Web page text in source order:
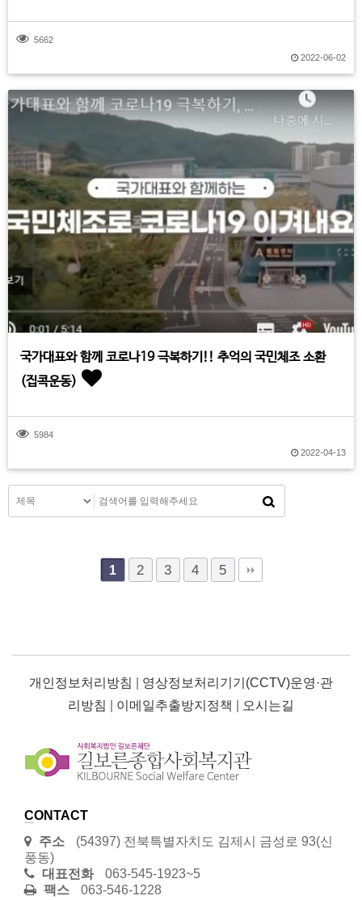
5662
2022-06-02
국가대표와 함께 코로나19 극복하기!! 추억의 국민체조 소환
(집콕운동)
5984
2022-04-13
1 2 3 4 5
개인정보처리방침
영상정보처리기기(CCTV)운영·관
리방침
이메일추출방지정책 오시는길
CONTACT
주소
(54397) 전북특별자치도 김제시 금성로 93(신
풍동)
대표전화
063-545-1923~5
팩스
063-546-1228